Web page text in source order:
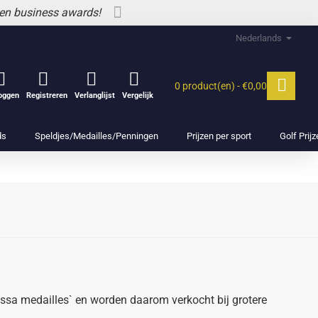
business awards!
Nederlands
Registreren Verlanglijst Vergelijk
0 product(en) - €0,00
Speldjes/Medailles/Penningen Prijzen per sport Golf
medailles` en worden daarom verkocht bij grotere